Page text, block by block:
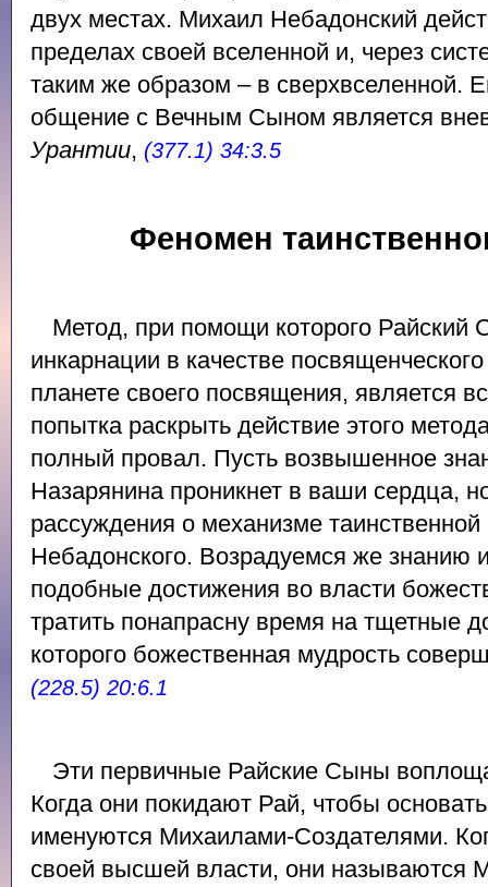
двух местах. Михаил Небадонский
пределах своей вселенной и, через
таким же образом – в сверхвселенной.
общение с Вечным Сыном является
Урантии, (377.1) 34:3.5
Феномен
Метод, при помощи которого Райский
инкарнации в качестве
планете своего посвящения, является
попытка раскрыть действие этого
полный провал. Пусть возвышенное
Назарянина проникнет в ваши сердца,
рассуждения о механизме
Небадонского. Возрадуемся же знанию
подобные достижения во власти
тратить понапрасну время на тщетные
которого божественная мудрость
(228.5) 20:6.1
Эти первичные Райские Сыны
Когда они покидают Рай, чтобы
именуются Михаилами-Создателями.
своей высшей власти, они называются